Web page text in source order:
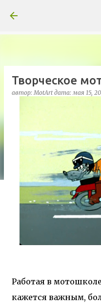
Творческое
автор:MotArt дата:мая 15,
Работая в
кажется важным,